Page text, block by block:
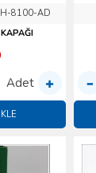
8100-AD
Adet